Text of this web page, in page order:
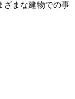
ざまな建物での事